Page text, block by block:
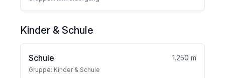
Kinder & Schule
Schule 1.250 m
Gruppe: Kinder & Schule